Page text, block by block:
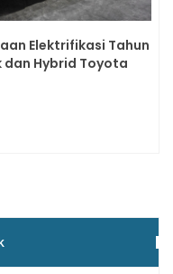
Elektrifikasi Tahun
dan Hybrid Toyota